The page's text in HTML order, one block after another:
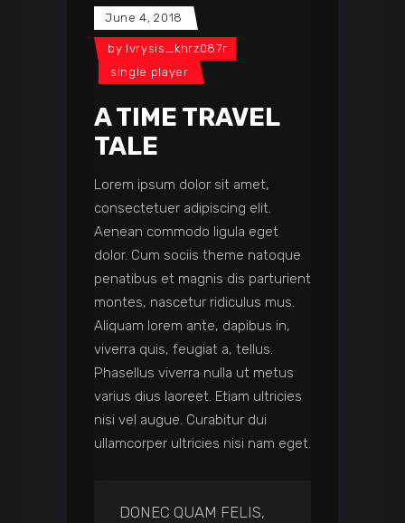
June 4, 2018
by lvrysis_khrz087r
single player
A TIME TRAVEL
TALE
Lorem ipsum dolor sit amet,
consectetuer adipiscing elit.
Aenean commodo ligula eget
dolor. Cum sociis theme natoque
penatibus et magnis dis parturient
montes, nascetur ridiculus mus.
Aliquam lorem ante, dapibus in,
viverra quis, feugiat a, tellus.
Phasellus viverra nulla ut metus
varius dius laoreet. Etiam ultricies
nisi vel augue. Curabitur dui
ullamcorper ultricies nisi nam eget.
DONEC QUAM FELIS,